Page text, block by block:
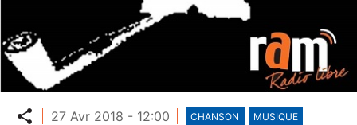
Partager
27 Avr 2018 - 12:00 CHANSON MUSIQUE